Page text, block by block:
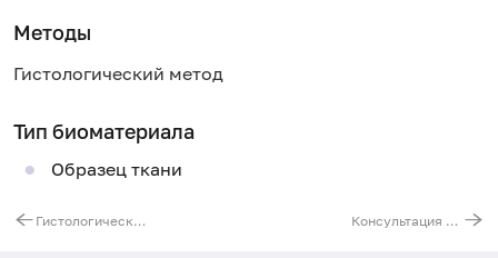
Методы
Гистологический метод
Тип биоматериала
Образец ткани
Гистологическое исследование биопсийного (операционного) материала 3 группы (предстательная железа (ТУР и эктомия), легкое, желудок, матка (экстирпация матки с придатками), кишечник, почка, молочная железа и другие органы и органокомлексы при радикальных операциях) Консультация биопсийного (операционного) материала любой группы сложности (по готовому материалу, 1 стекло)